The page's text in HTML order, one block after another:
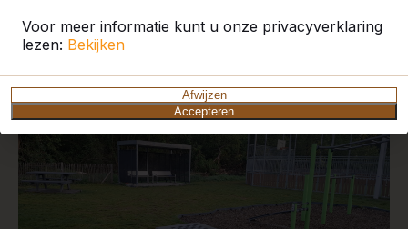
Voor meer informatie kunt u onze privacyverklaring
lezen: Bekijken
Afwijzen
Accepteren